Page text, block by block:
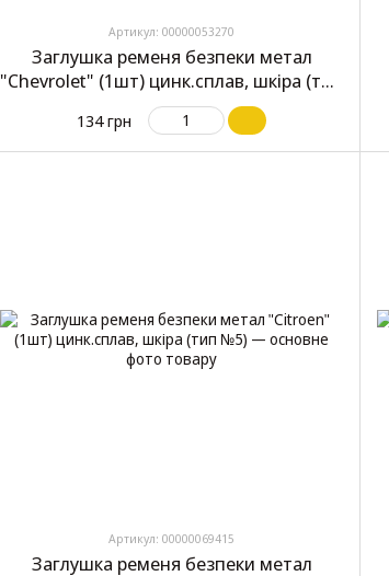
Артикул: 00000053270
Заглушка ременя безпеки метал
"Chevrolet" (1шт) цинк.сплав, шкіра (тип
№2)
134 грн
Артикул: 00000069415
Заглушка ременя безпеки метал